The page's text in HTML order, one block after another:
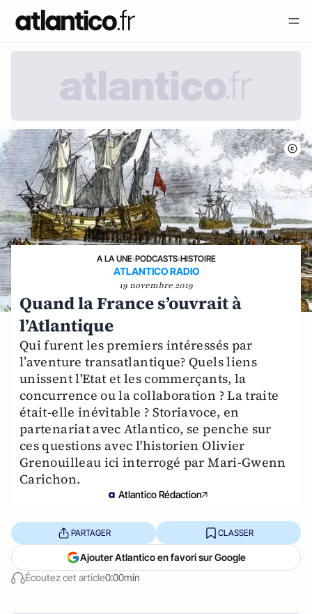
A LA UNE›PODCASTS›HISTOIRE
ATLANTICO RADIO
19 novembre 2019
Quand la France s’ouvrait à
l’Atlantique
Qui furent les premiers intéressés par
l’aventure transatlantique? Quels liens
unissent l'Etat et les commerçants, la
concurrence ou la collaboration ? La traite
était-elle inévitable ? Storiavoce, en
partenariat avec Atlantico, se penche sur
ces questions avec l'historien Olivier
Grenouilleau ici interrogé par Mari-Gwenn
Carichon.
Atlantico Rédaction
Écoutez cet article0:00min
PARTAGER CLASSER
Ajouter Atlantico en favori sur Google